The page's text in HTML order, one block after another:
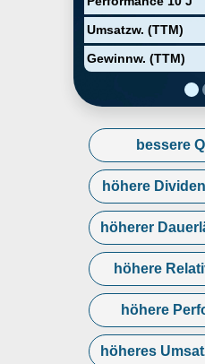
Umsatzw. (TTM)
Gewinnw. (TTM)
bessere
höhere
höherer
höhere
höhere
höheres